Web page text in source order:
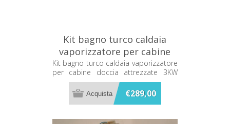
Kit bagno turco caldaia
vaporizzatore per cabine
doccia attrezzate 3KW
CAL3KW
Kit bagno turco caldaia vaporizzatore
per cabine doccia attrezzate 3KW
CAL3KW
€289,00